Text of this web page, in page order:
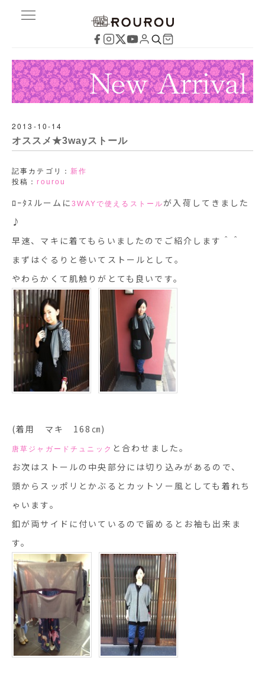
2013-10-14
オススメ★3wayストール
記事カテゴリ： 新作
投稿：rourou
ﾛｰﾀｽルームに3WAYで使えるストールが入荷してきました
♪
早速、マキに着てもらいましたのでご紹介します＾＾
まずはぐるりと巻いてストールとして。
やわらかくて肌触りがとても良いです。
(着用 マキ 168㎝)
唐草ジャガードチュニック と合わせました。
お次はストールの中央部分には切り込みがあるので、
頭からスッポリとかぶるとカットソー風としても着れち
ゃいます。
釦が両サイドに付いているので留めるとお袖も出来ま
す。